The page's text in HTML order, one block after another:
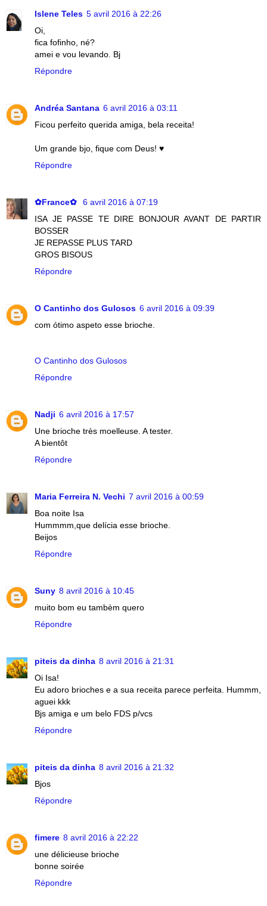
Islene Teles 5 avril 2016 à 22:26
Oi,
fica fofinho, né?
amei e vou levando. Bj
Répondre
Andréa Santana 6 avril 2016 à 03:11
Ficou perfeito querida amiga, bela receita!
Um grande bjo, fique com Deus! ♥
Répondre
✿France✿
6 avril 2016 à 07:19
ISA JE PASSE TE DIRE BONJOUR AVANT DE PARTIR
BOSSER
JE REPASSE PLUS TARD
GROS BISOUS
Répondre
O Cantinho dos Gulosos 6 avril 2016 à 09:39
com ótimo aspeto esse brioche.
O Cantinho dos Gulosos
Répondre
Nadji 6 avril 2016 à 17:57
Une brioche très moelleuse. A tester.
A bientôt
Répondre
Maria Ferreira N. Vechi 7 avril 2016 à 00:59
Boa noite Isa
Hummmm,que delícia esse brioche.
Beijos
Répondre
Suny 8 avril 2016 à 10:45
muito bom eu tambèm quero
Répondre
piteis da dinha 8 avril 2016 à 21:31
Oi Isa!
Eu adoro brioches e a sua receita parece perfeita. Hummm,
aguei kkk
Bjs amiga e um belo FDS p/vcs
Répondre
piteis da dinha 8 avril 2016 à 21:32
Bjos
Répondre
fimere 8 avril 2016 à 22:22
une délicieuse brioche
bonne soirée
Répondre